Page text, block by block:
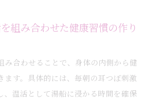
組み合わせた健康習慣の作り
み合わせることで、身体の内側から健
ます。具体的には、毎朝の耳つぼ刺激
、温活として湯船に浸かる時間を確保